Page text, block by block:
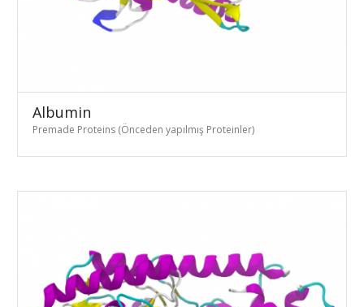
Albumin
Premade Proteins (Önceden yapılmış Proteinler)